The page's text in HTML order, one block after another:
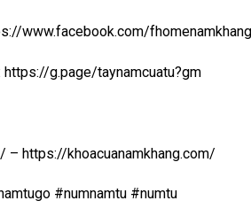
www.facebook.com/
https://g.page/taynamcuatu?gm
– https://khoacuanamkhang.com/
#numnamtu #numtu